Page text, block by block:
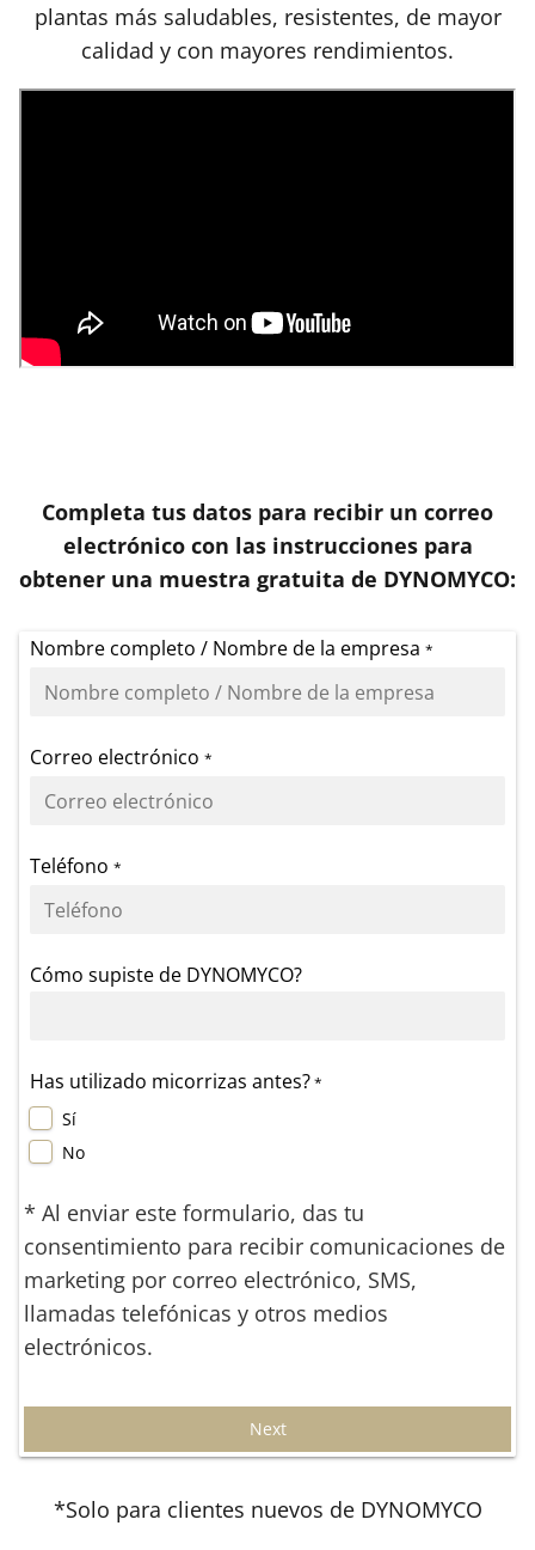
plantas más saludables, resistentes, de mayor
calidad y con mayores rendimientos.
Completa tus datos para recibir un correo
electrónico con las instrucciones para
obtener una muestra gratuita de DYNOMYCO:
Nombre completo / Nombre de la empresa *
Correo electrónico *
Teléfono *
Cómo supiste de DYNOMYCO?
Has utilizado micorrizas antes?*
Sí
No
* Al enviar este formulario, das tu
consentimiento para recibir comunicaciones de
marketing por correo electrónico, SMS,
llamadas telefónicas y otros medios
electrónicos.
Next
*Solo para clientes nuevos de DYNOMYCO